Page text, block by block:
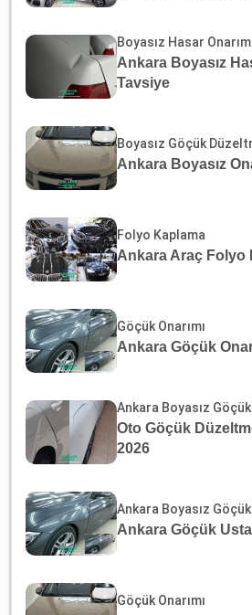
Boyasız Hasar
Ankara Boyasız
Tavsiye
Boyasız Göçük
Ankara Boyasız
Folyo Kaplama
Ankara Araç Folyo
Göçük Onarımı
Ankara Göçük
Ankara Boyasız
Oto Göçük
2026
Ankara Boyasız
Ankara Göçük
Göçük Onarımı